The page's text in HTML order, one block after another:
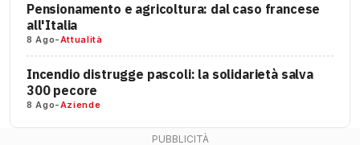
Pensionamento e agricoltura: dal caso francese
all'Italia
8 Ago-Attualità
Incendio distrugge pascoli: la solidarietà salva
300 pecore
8 Ago-Aziende